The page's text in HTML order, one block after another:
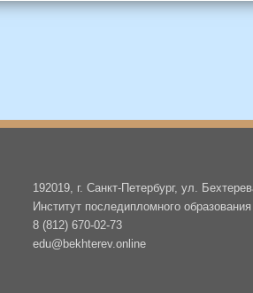
192019, г. Санкт-Петербург, ул.
Институт последипломного
8 (812) 670-02-73
edu@bekhterev.online